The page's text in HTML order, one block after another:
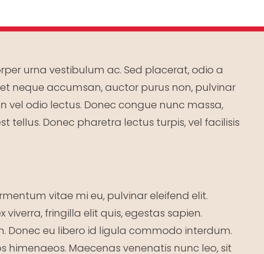
urna vestibulum ac. Sed placerat, odio a
neque accumsan, auctor purus non, pulvinar
vel odio lectus. Donec congue nunc massa,
tellus. Donec pharetra lectus turpis, vel facilisis
vitae mi eu, pulvinar eleifend elit.
fringilla elit quis, egestas sapien.
Donec eu libero id ligula commodo interdum.
Maecenas venenatis nunc leo, sit